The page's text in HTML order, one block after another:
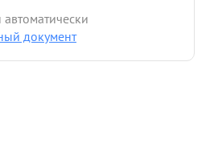
армии в городском
Умело организовывал
автоматически
документ